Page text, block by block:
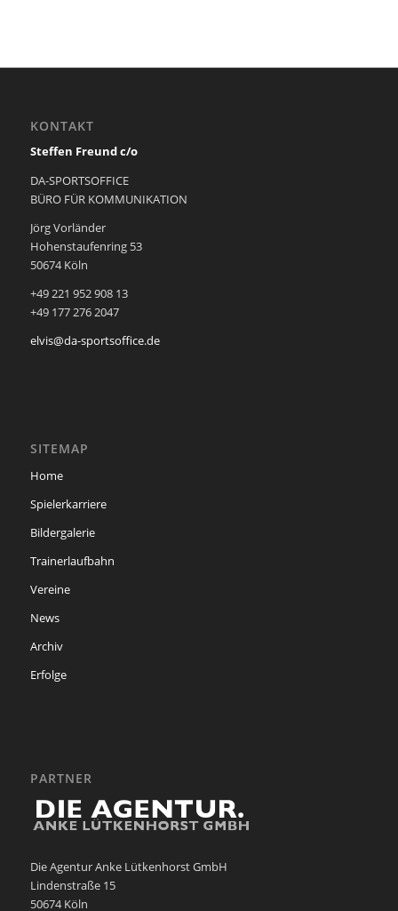
KONTAKT
Steffen Freund c/o
DA-SPORTSOFFICE
BÜRO FÜR KOMMUNIKATION
Jörg Vorländer
Hohenstaufenring 53
50674 Köln
+49 221 952 908 13
+49 177 276 2047
elvis@da-sportsoffice.de
SITEMAP
Home
Spielerkarriere
Bildergalerie
Trainerlaufbahn
Vereine
News
Archiv
Erfolge
PARTNER
Die Agentur Anke Lütkenhorst GmbH
Lindenstraße 15
50674 Köln